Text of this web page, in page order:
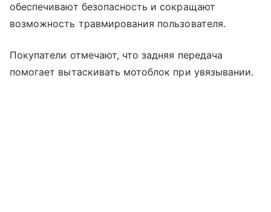
обеспечивают безопасность и сокращают
возможность травмирования пользователя.
Покупатели отмечают, что задняя передача
помогает вытаскивать мотоблок при увязывании.